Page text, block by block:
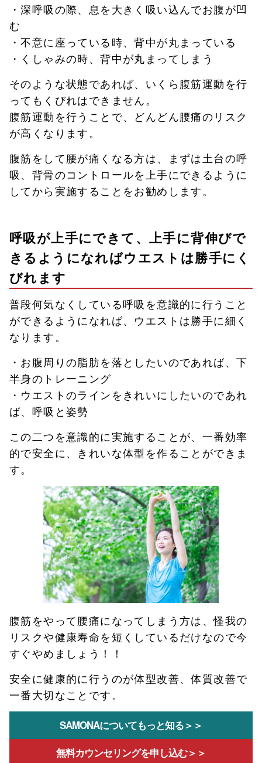
・深呼吸の際、息を大きく吸い込んでお腹が凹
む
・不意に座っている時、背中が丸まっている
・くしゃみの時、背中が丸まってしまう
そのような状態であれば、いくら腹筋運動を行
ってもくびれはできません。
腹筋運動を行うことで、どんどん腰痛のリスク
が高くなります。
腹筋をして腰が痛くなる方は、まずは土台の呼
吸、背骨のコントロールを上手にできるように
してから実施することをお勧めします。
呼吸が上手にできて、上手に背伸びで
きるようになればウエストは勝手にく
びれます
普段何気なくしている呼吸を意識的に行うこと
ができるようになれば、ウエストは勝手に細く
なります。
・お腹周りの脂肪を落としたいのであれば、下
半身のトレーニング
・ウエストのラインをきれいにしたいのであれ
ば、呼吸と姿勢
この二つを意識的に実施することが、一番効率
的で安全に、きれいな体型を作ることができま
す。
腹筋をやって腰痛になってしまう方は、怪我の
リスクや健康寿命を短くしているだけなので今
すぐやめましょう！！
安全に健康的に行うのが体型改善、体質改善で
一番大切なことです。
SAMONAについてもっと知る＞＞
無料カウンセリングを申し込む＞＞